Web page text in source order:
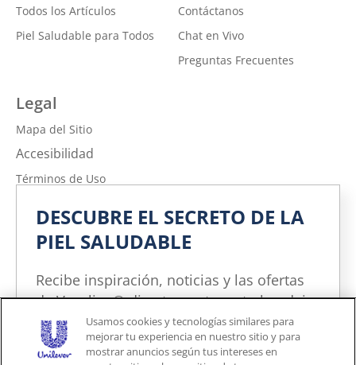
Todos los Artículos
Piel Saludable para Todos
Contáctanos
Chat en Vivo
Preguntas Frecuentes
Legal
Mapa del Sitio
Accesibilidad
Términos de Uso
No vender ni compartir mi información personal
Política de Privacidad de la Información sobre la Salud del
Consumidor
Limitar el uso de mi información personal confidencial
Adchoices - Do not sell or Share
DESCUBRE EL SECRETO DE LA
PIEL SALUDABLE
Recibe inspiración, noticias y las ofertas
de Vaseline® directamente en tu bandeja
de entrada. Puedes cancelar la
suscripción en cualquier momento.
Usamos cookies y tecnologías similares para
mejorar tu experiencia en nuestro sitio y para
mostrar anuncios según tus intereses en